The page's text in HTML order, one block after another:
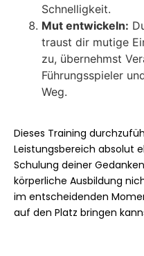
Schnelligkeit.
Mut entwickeln:
traust dir mutige
zu, übernehmst
Führungsspieler
Weg.
Dieses Training
Leistungsbereich absolut
Schulung deiner
körperliche Ausbildung
im entscheidenden
auf den Platz bringen